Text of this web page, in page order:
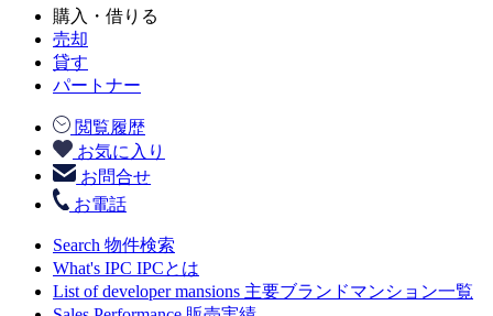
購入・借りる
売却
貸す
パートナー
閲覧履歴
お気に入り
お問合せ
お電話
Search 物件検索
What's IPC IPCとは
List of developer mansions 主要ブランドマンション一覧